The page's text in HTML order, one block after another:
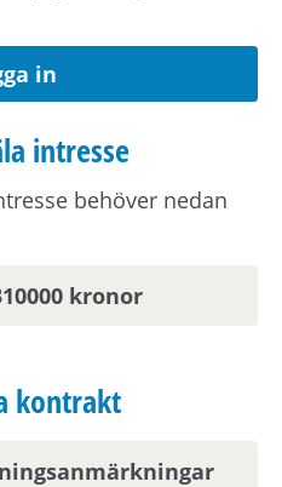
hyresvärden säger
4 år.
eller
hyrestiden tagit slut.
in
intresse
behöver nedan
kronor
kontrakt